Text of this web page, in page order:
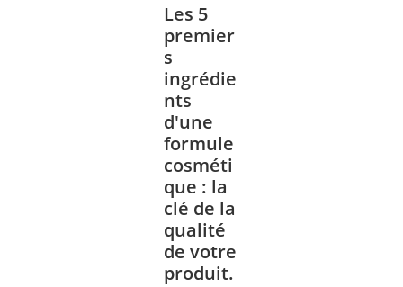
Les 5
premier
s
ingrédie
nts
d'une
formule
cosméti
que : la
clé de la
qualité
de votre
produit.